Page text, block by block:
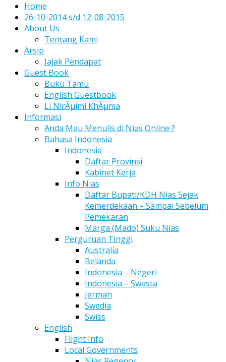
Home
26-10-2014 s/d 12-08-2015
About Us
Tentang Kami
Arsip
Jajak Pendapat
Guest Book
Buku Tamu
English Guestbook
Li NirÃµimi KhÃµma
Informasi
Anda Mau Menulis di Nias Online ?
Bahasa Indonesia
Indonesia
Daftar Provinsi
Kabinet Kerja
Info Nias
Daftar Bupati/KDH Nias Sejak
Kemerdekaan – Sampai Sebelum
Pemekaran
Marga (Mado) Suku Nias
Perguruan Tinggi
Australia
Belanda
Indonesia – Negeri
Indonesia – Swasta
Jerman
Swedia
Swiss
English
Flight Info
Local Governments